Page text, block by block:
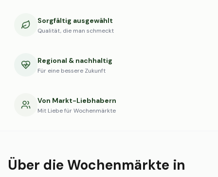
Sorgfältig ausgewählt
Qualität, die man schmeckt
Regional & nachhaltig
Für eine bessere Zukunft
Von Markt-Liebhabern
Mit Liebe für Wochenmärkte
Über die Wochenmärkte in